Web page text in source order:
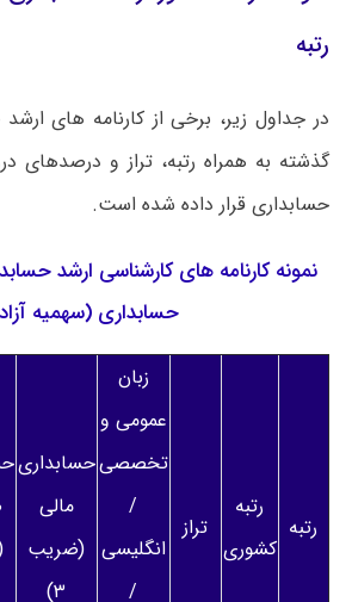
رتبه
در جداول زیر، برخی از کارنامه های
گذشته به همراه رتبه، تراز و درصدهای
حسابداری قرار داده شده است.
حسابداری (سهمیه
رتبه
رتبه
کشوری
تراز
زبان
عمومی و
تخصصی
/
انگلیسی
/
حسابداری
مالی
(ضریب
۳)